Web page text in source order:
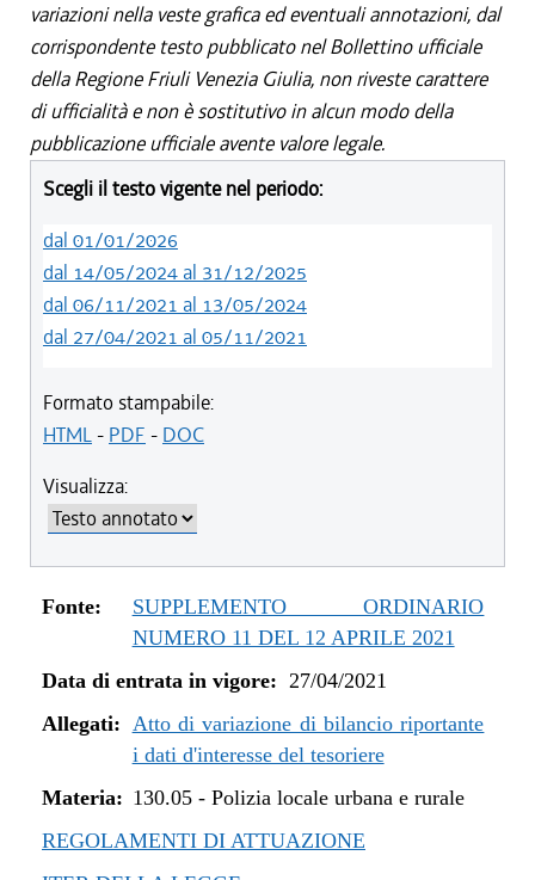
variazioni nella veste grafica ed eventuali annotazioni, dal
corrispondente testo pubblicato nel Bollettino ufficiale
della Regione Friuli Venezia Giulia, non riveste carattere
di ufficialità e non è sostitutivo in alcun modo della
pubblicazione ufficiale avente valore legale.
Scegli il testo vigente nel periodo:
dal 01/01/2026
dal 14/05/2024 al 31/12/2025
dal 06/11/2021 al 13/05/2024
dal 27/04/2021 al 05/11/2021
Formato stampabile:
HTML- PDF - DOC
Visualizza:
Fonte:
SUPPLEMENTO ORDINARIO
NUMERO 11 DEL 12 APRILE 2021
Data di entrata in vigore: 27/04/2021
Allegati: Atto di variazione di bilancio riportante
i dati d'interesse del tesoriere
Materia: 130.05- Polizia locale urbana e rurale
REGOLAMENTI DI ATTUAZIONE